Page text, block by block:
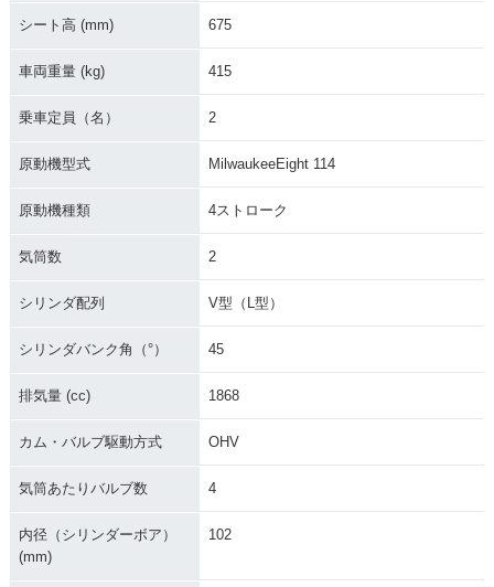
シート高 (mm) 675
車両重量 (kg) 415
乗車定員（名） 2
原動機型式 MilwaukeeEight 114
原動機種類 4ストローク
気筒数 2
シリンダ配列 V型（L型）
シリンダバンク角（°） 45
排気量 (cc) 1868
カム・バルブ駆動方式 OHV
気筒あたりバルブ数 4
内径（シリンダーボア）
(mm)
102